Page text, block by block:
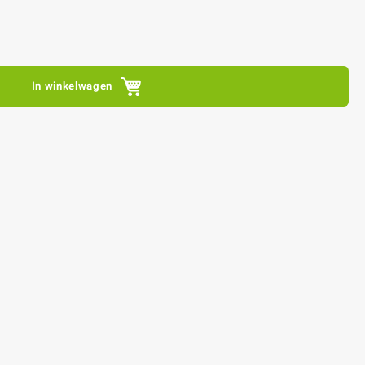
In winkelwagen